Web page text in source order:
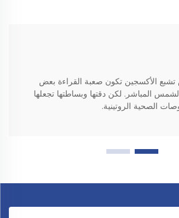
الأكسجين تكون صعبة القراءة بعض
المباشر. لكن دقتها وبساطتها تجعلها
الصحية الروتينية.